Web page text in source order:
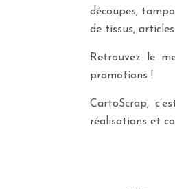
découpes,
de tissus,
Retrouvez le
promotions !
CartoScrap,
réalisations et